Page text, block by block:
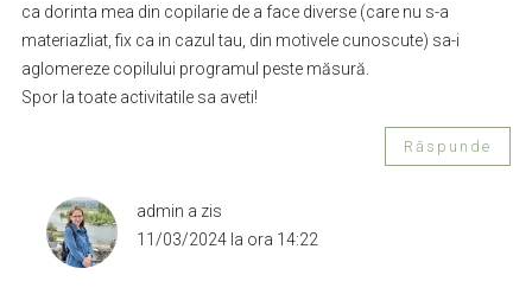
ca dorinta mea din copilarie de a face diverse (care nu s-a
materiazliat, fix ca in cazul tau, din motivele cunoscute) sa-i
aglomereze copilului programul peste măsură.
Spor la toate activitatile sa aveti!
Răspunde
admin a zis
11/03/2024 la ora 14:22